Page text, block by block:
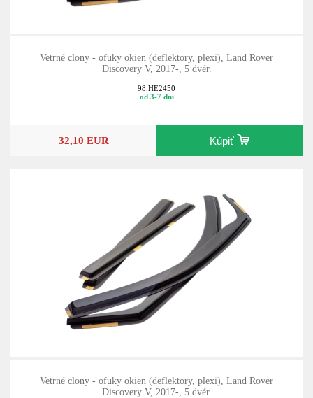
Vetrné clony - ofuky okien (deflektory, plexi), Land Rover
Discovery V, 2017-, 5 dvér.
98.HE2450
od 3-7 dní
32,10 EUR Kúpiť
Vetrné clony - ofuky okien (deflektory, plexi), Land Rover
Discovery V, 2017-, 5 dvér.